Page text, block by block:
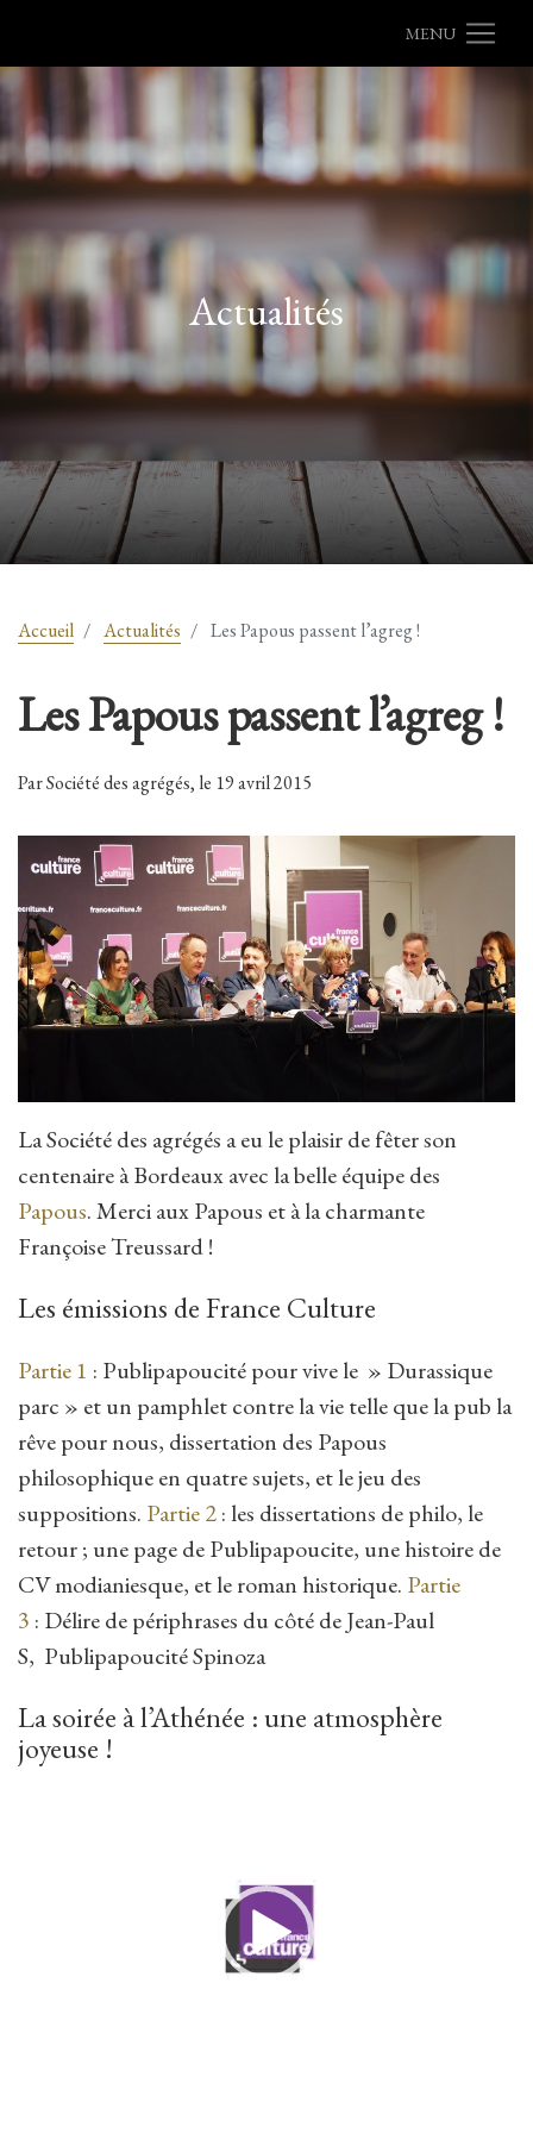
MENU
Actualités
Accueil Actualités Les Papous passent l’agreg !
Les Papous passent l’agreg !
Par Société des agrégés, le 19 avril 2015
La Société des agrégés a eu le plaisir de fêter son
centenaire à Bordeaux avec la belle équipe des
Papous. Merci aux Papous et à la charmante
Françoise Treussard !
Les émissions de France Culture
Partie 1 : Publipapoucité pour vive le » Durassique
parc » et un pamphlet contre la vie telle que la pub la
rêve pour nous, dissertation des Papous
philosophique en quatre sujets, et le jeu des
suppositions. Partie 2: les dissertations de philo, le
retour ; une page de Publipapoucite, une histoire de
CV modianiesque, et le roman historique. Partie
3 : Délire de périphrases du côté de Jean-Paul
S, Publipapoucité Spinoza
La soirée à l’Athénée : une atmosphère
joyeuse !